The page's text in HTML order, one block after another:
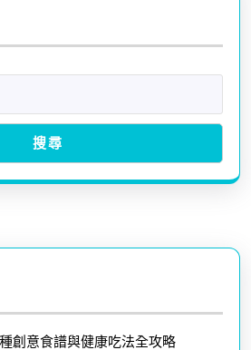
搜尋
創意食譜與健康吃法全攻略